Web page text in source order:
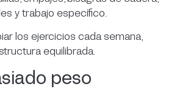
y trabajo específico.
los ejercicios cada semana,
equilibrada.
peso